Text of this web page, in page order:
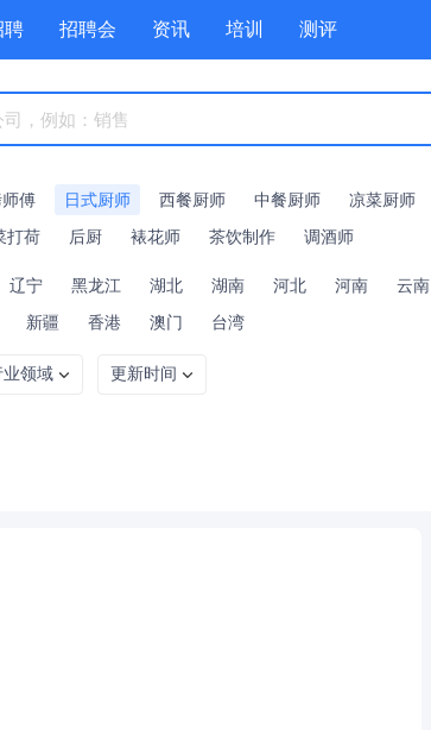
聘 招聘会 资讯 培训 测评
箱 赏金招聘
傅 日式厨师 西餐厨师 中餐厨师 凉菜厨师
打荷 后厨 裱花师 茶饮制作 调酒师
辽宁 黑龙江 湖北 湖南 河北 河南 云南
新疆 香港 澳门 台湾
业领域 更新时间